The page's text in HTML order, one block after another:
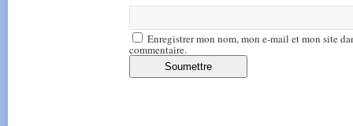
Enregistrer mon nom, mon e-mail et mon site
commentaire.